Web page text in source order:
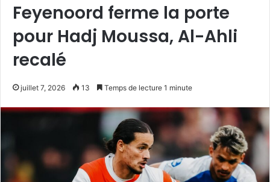
Feyenoord ferme la porte
pour Hadj Moussa, Al-Ahli
recalé
juillet 7, 2026 13 Temps de lecture 1 minute